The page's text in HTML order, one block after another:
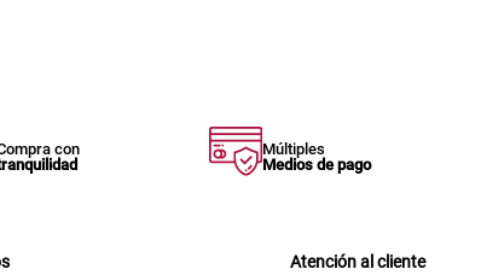
con
Múltiples
Medios de pago
Atención al cliente